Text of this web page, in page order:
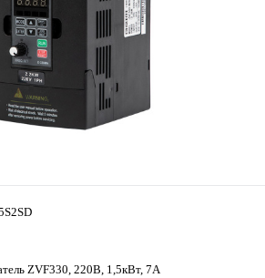
ZVF330, 220В, 1,5кВт, 7А